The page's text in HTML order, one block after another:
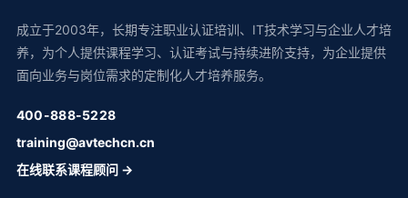
成立于2003年，长期专注职业认证培训、IT技术学习与企业人才培
养，为个人提供课程学习、认证考试与持续进阶支持，为企业提供
面向业务与岗位需求的定制化人才培养服务。
400-888-5228
training@avtechcn.cn
在线联系课程顾问 →